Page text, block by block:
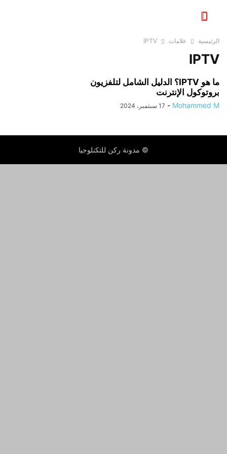
الرئيسية علامات IPTV
IPTV
ما هو IPTV؟ الدليل الشامل لتلفزيون
بروتوكول الإنترنت
Mohammed M
- 17 سبتمبر، 2024
© مدونة ركن للتكنلوجيا